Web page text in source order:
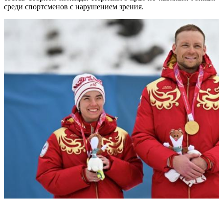
среди спортсменов с нарушением зрения.